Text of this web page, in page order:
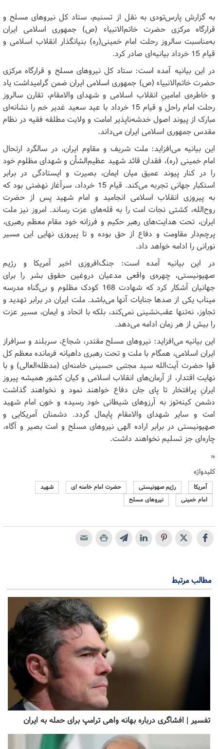
به گزارش پارس‌تودی به نقل از تسنیم، ستاد کل نیروهای مسلح و
قرارگاه مرکزی حضرت خاتم‌الانبیاء (ص) جمهوری اسلامی ایران
به‌مناسبت سالروز رحلت امام خمینی(ره) بنیانگذار انقلاب اسلامی و
قیام 15 خرداد بیانیه‌ای صادر کرد.
در این بیانیه‌ آمده است: ستاد کل نیروهای مسلح و قرارگاه مرکزی
حضرت خاتم‌الانبیاء (ص) جمهوری اسلامی ایران ضمن گرامیداشت یاد
و خاطره‌ی امامینِ انقلاب اسلامی و شهدای والامقام، تقارن سالروز
رحلت امام راحل و قیام 15 خرداد با عید سعید غدیر خم را نشانه‌ای
مبارک از پیوند اصول خدشه‌ناپذیر امامت و ولایت مطلقه فقیه در نظام
مقدس جمهوری اسلامی ایران می‌داند.
این بیانیه می‌افزاید: ملت شریف و مقاوم ایران، در سالگرد ارتحال
امام خمینی (ره)، فقدان قائد شهید عظیم‌الشأن و شهدای مظلوم خود
را در کنار پیوند عمیق میان ایمان، بصیرت و ایستادگی در برابر
استکبار جهانی تجربه می‌کند. قیام 15 خرداد، سرآغاز نهضتی بود که
به پیروزی انقلاب اسلامی انجامید و امام شهید پس از حضرت
روح‌الله، کشتی نجات امت را به قله‌های عزت رساند. امروز نیز ملت
ایران، تحت هدایت‌های رهبر حکیم و فرزانه خود مقام معظم رهبری،
پرچم‌دار مقاومت و دفاع از حق بوده و تا پیروزی نهایی این مسیر
نورانی را ادامه خواهد داد.
در این بیانیه‌ آمده است: جنگ‌افروزی اخیر آمریکا و رژیم
صهیونیستی، چهره‌ی واقعی مدعیان دروغین حقوق بشر را برای
جهانیان آشکار کرد که شهادت 168 کودک مظلوم و بی‌گناه مدرسه
میناب یکی از صد‌ها جنایات آنها می‌باشد. ملت ایران در برابر تهدید و
تجاوز، نه‌تنها عقب‌نشینی نمی‌کند، بلکه با اتحاد و ایمان، مسیر عزت
را بیش از هر زمان ادامه می‌دهد.
این بیانیه می‌افزاید: نیرو‌های مسلح مقتدر، شجاع، سربلند و سرافراز
ایران اسلامی، همگام با ملت و تحت رهبری داهیانه فرمانده معظم کل
قوا حضرت آیت‌الله سید مجتبی حسینی خامنه‌ای (مدظله‌العالی) و با
نهایت اقتدار، از آرمان‌های انقلاب اسلامی و کیان کشور همیشه پیروز
ایرانِ پرافتخار تا پای جان دفاع خواهند نمود و نخواهند گذاشت
دشمن کینه‌توز به آرزو‌های شیطانی خود رسیده و خون امام شهید
امت و سایر شهدای والامقام پایمال گردد. دشمنان آمریکایی و
صهیونیستی در برابر اراده الهی نیرو‌های مسلح و امت بصیر و آگاه،
چاره‌ای جز تسلیم نخواهند داشت.
hk
کلیدواژه
آمریکا رژیم صهونیستی حضرت امام خامنه ای
شهید
امام خمینی
نیروهای مسلح
مطالب مرتبط
تفسیر | افشا‌گری درباره بهانه واهی ترامپ برای حمله به ایران